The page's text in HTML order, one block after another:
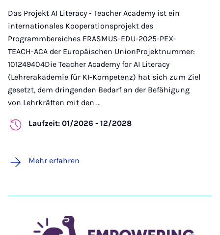
Das Projekt AI Literacy - Teacher Academy ist ein
internationales Kooperationsprojekt des
Programmbereiches ERASMUS-EDU-2025-PEX-
TEACH-ACA der Europäischen UnionProjektnummer:
101249404Die Teacher Academy for AI Literacy
(Lehrerakademie für KI-Kompetenz) hat sich zum Ziel
gesetzt, dem dringenden Bedarf an der Befähigung
von Lehrkräften mit den ...
Laufzeit: 01/2026 - 12/2028
Mehr erfahren